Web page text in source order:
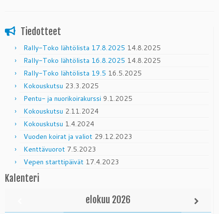
Tiedotteet
Rally-Toko lähtölista 17.8.2025 14.8.2025
Rally-Toko lähtölista 16.8.2025 14.8.2025
Rally-Toko lähtölista 19.5 16.5.2025
Kokouskutsu 23.3.2025
Pentu- ja nuorikoirakurssi 9.1.2025
Kokouskutsu 2.11.2024
Kokouskutsu 1.4.2024
Vuoden koirat ja valiot 29.12.2023
Kenttävuorot 7.5.2023
Vepen starttipäivät 17.4.2023
Kalenteri
elokuu 2026